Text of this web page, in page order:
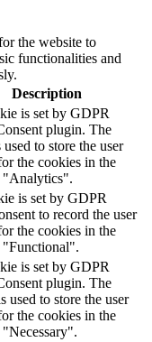
the website to
functionalities and
Description
is set by GDPR
plugin. The
to store the user
the cookies in the
"Analytics".
is set by GDPR
to record the user
the cookies in the
"Functional".
is set by GDPR
plugin. The
used to store the user
the cookies in the